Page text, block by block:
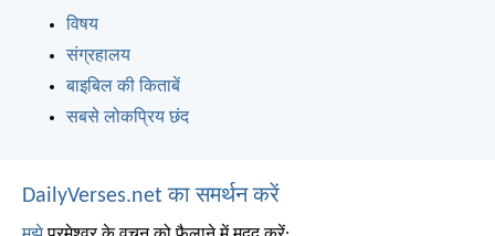
विषय
संग्रहालय
बाइबिल की किताबें
सबसे लोकप्रिय छंद
DailyVerses.net का समर्थन करें